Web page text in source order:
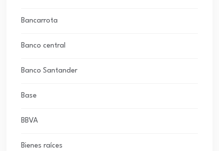
Bancarrota
Banco central
Banco Santander
Base
BBVA
Bienes raíces